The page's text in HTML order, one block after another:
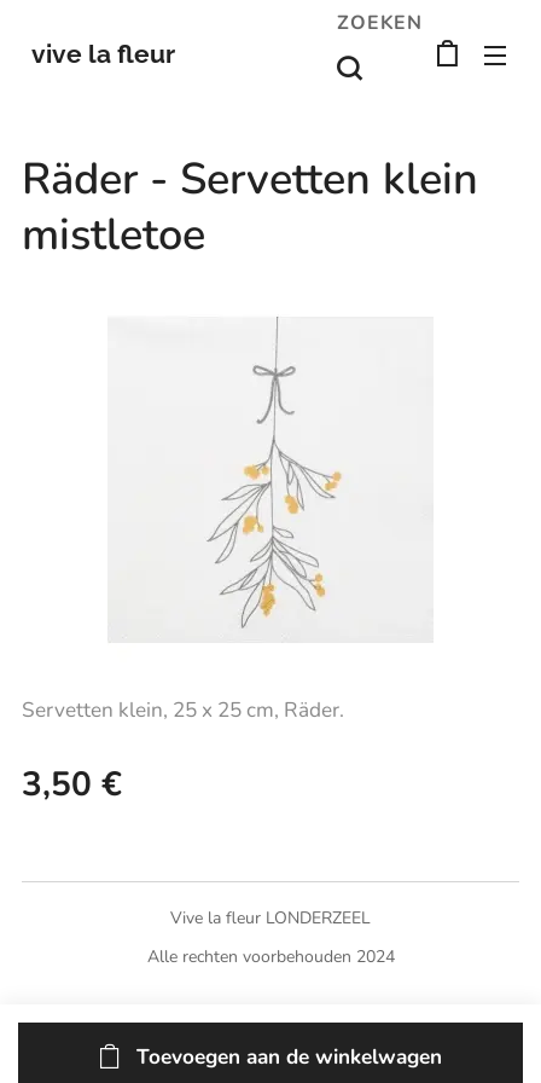
vive la fleur
ZOEKEN
Räder - Servetten klein
mistletoe
Servetten klein, 25 x 25 cm, Räder.
3,50 €
Toevoegen aan de winkelwagen
Vive la fleur LONDERZEEL
Alle rechten voorbehouden 2024